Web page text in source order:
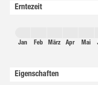
Erntezeit
Jan Feb März Apr Mai
Eigenschaften